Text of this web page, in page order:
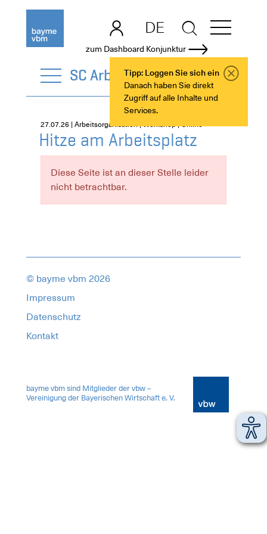
zum Dashboard Konjunktur
Tipp: Loggen Sie sich ein
Danach haben Sie direkt
Zugriff auf alle Inhalte und
Services.
DE
EN
SC Arbeitsorganisation
27.07.26 | Arbeitsorganisation | Workshop | Online
Hitze am Arbeitsplatz
Diese Seite ist an dieser Stelle leider
nicht betrachtbar.
© bayme vbm 2026
Impressum
Datenschutz
Kontakt
bayme vbm sind Mitglieder der vbw –
Vereinigung der Bayerischen Wirtschaft e. V.